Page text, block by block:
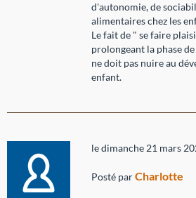
d'autonomie, de
alimentaires chez les
Le fait de " se faire
prolongeant la phase
ne doit pas nuire au
enfant.
le dimanche 21 mars
Posté parCharlotte